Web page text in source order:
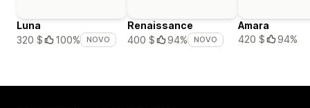
Luna
320 $
100% NOVO
Renaissance
400 $
94% NOVO
Amara
420 $
94%